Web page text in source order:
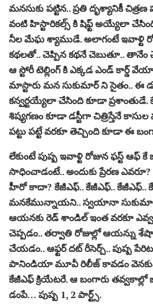
మ‌న‌సుకు ప‌ట్టిన.. ప్ర‌తి దృశ్యానికీ
వంటి హిస్టారిక‌ల్స్ కి షిఫ్ట్ అయ్యేలా
నీల మేఘ శ్యాముడే. అలాగంటే ఇవాళ్టి
క‌థ‌ల‌తో.. చెప్పిన క‌థ‌నే చెబుతూ.. తానేం
ఆ స్టోరీ టెల్లింగ్ కి ఎక్క‌డ ఎండ్ కార్డ్
మాస్టారు మ‌న సుకుమార్ ని సైతం.. ఈ
క‌న్వ‌ర్ట‌య్యేలా చేసింది కూడా ప్ర‌శాంతుడే.
శిష్య‌గ‌ణం కూడా డ‌స్టీగా చిత్రిస్తేనే కాసుల
ప‌ట్టు ప‌ట్టే వ‌ర‌కూ తెచ్చింది కూడా ఈ
లేకుంటే పుష్ప ఇవాళ్టి రోజున ఫ‌స్ట్
సాధించాడంటే.. అందుకు ప్రేర‌ణ
హీరో కాదా? కేజీఎఫ్‌.. కేజీఎఫ్.. కేజీఎఫ్‌..
మ‌న‌కేమున్నాయ‌ని.. స్వ‌యానా సుకుమార్
ఆయ‌న‌కు రెడ్ శాండిల్ ఇంత వ‌ర‌కూ
చెప్ప‌డం.. త‌ర్వాతి రోజుల్లో ఆయ‌న్ను
చేయ‌డం.. ఆఫ్ట‌ర్ ద‌ట్ రీసెర్చ్.. పుష్ప
పానిండియా మూవీ రిలీజ్ కావ‌డం
కేజీఎఫ్ క్రియేట‌రే. ఆ బంగారు
డంపే… పుష్ప 1, 2 పార్ట్స్.